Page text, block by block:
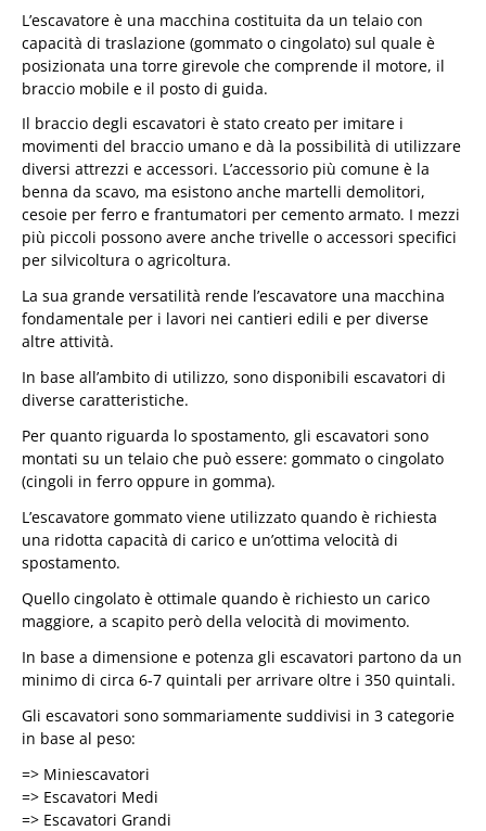
L’escavatore è una macchina costituita da un telaio con
capacità di traslazione (gommato o cingolato) sul quale è
posizionata una torre girevole che comprende il motore, il
braccio mobile e il posto di guida.
Il braccio degli escavatori è stato creato per imitare i
movimenti del braccio umano e dà la possibilità di utilizzare
diversi attrezzi e accessori. L’accessorio più comune è la
benna da scavo, ma esistono anche martelli demolitori,
cesoie per ferro e frantumatori per cemento armato. I mezzi
più piccoli possono avere anche trivelle o accessori specifici
per silvicoltura o agricoltura.
La sua grande versatilità rende l’escavatore una macchina
fondamentale per i lavori nei cantieri edili e per diverse
altre attività.
In base all’ambito di utilizzo, sono disponibili escavatori di
diverse caratteristiche.
Per quanto riguarda lo spostamento, gli escavatori sono
montati su un telaio che può essere: gommato o cingolato
(cingoli in ferro oppure in gomma).
L’escavatore gommato viene utilizzato quando è richiesta
una ridotta capacità di carico e un’ottima velocità di
spostamento.
Quello cingolato è ottimale quando è richiesto un carico
maggiore, a scapito però della velocità di movimento.
In base a dimensione e potenza gli escavatori partono da un
minimo di circa 6-7 quintali per arrivare oltre i 350 quintali.
Gli escavatori sono sommariamente suddivisi in 3 categorie
in base al peso:
=> Miniescavatori
=> Escavatori Medi
=> Escavatori Grandi